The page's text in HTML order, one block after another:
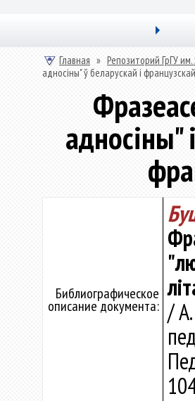
Главная » Репозиторий ГрГУ
адносіны" ў беларускай і
адносіны"
Библиографическое
описание документа: /